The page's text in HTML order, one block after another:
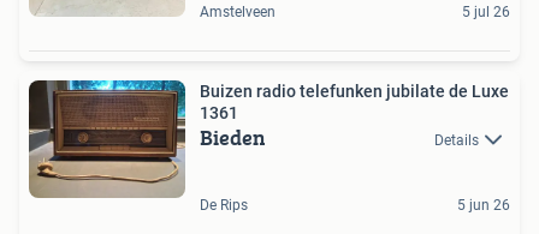
Amstelveen 5 jul 26
Buizen radio telefunken jubilate de Luxe
1361
Bieden Details
De Rips 5 jun 26